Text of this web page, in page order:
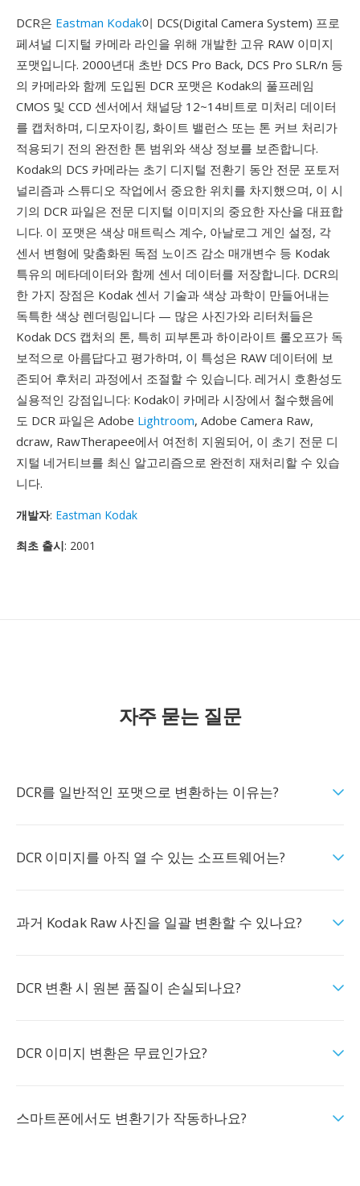
DCR은 Eastman Kodak이 DCS(Digital Camera System) 프로
페셔널 디지털 카메라 라인을 위해 개발한 고유 RAW 이미지
포맷입니다. 2000년대 초반 DCS Pro Back, DCS Pro SLR/n 등
의 카메라와 함께 도입된 DCR 포맷은 Kodak의 풀프레임
CMOS 및 CCD 센서에서 채널당 12~14비트로 미처리 데이터
를 캡처하며, 디모자이킹, 화이트 밸런스 또는 톤 커브 처리가
적용되기 전의 완전한 톤 범위와 색상 정보를 보존합니다.
Kodak의 DCS 카메라는 초기 디지털 전환기 동안 전문 포토저
널리즘과 스튜디오 작업에서 중요한 위치를 차지했으며, 이 시
기의 DCR 파일은 전문 디지털 이미지의 중요한 자산을 대표합
니다. 이 포맷은 색상 매트릭스 계수, 아날로그 게인 설정, 각
센서 변형에 맞춤화된 독점 노이즈 감소 매개변수 등 Kodak
특유의 메타데이터와 함께 센서 데이터를 저장합니다. DCR의
한 가지 장점은 Kodak 센서 기술과 색상 과학이 만들어내는
독특한 색상 렌더링입니다 — 많은 사진가와 리터처들은
Kodak DCS 캡처의 톤, 특히 피부톤과 하이라이트 롤오프가 독
보적으로 아름답다고 평가하며, 이 특성은 RAW 데이터에 보
존되어 후처리 과정에서 조절할 수 있습니다. 레거시 호환성도
실용적인 강점입니다: Kodak이 카메라 시장에서 철수했음에
도 DCR 파일은 Adobe Lightroom, Adobe Camera Raw,
dcraw, RawTherapee에서 여전히 지원되어, 이 초기 전문 디
지털 네거티브를 최신 알고리즘으로 완전히 재처리할 수 있습
니다.
개발자: Eastman Kodak
최초 출시: 2001
자주 묻는 질문
DCR를 일반적인 포맷으로 변환하는 이유는?
DCR 이미지를 아직 열 수 있는 소프트웨어는?
과거 Kodak Raw 사진을 일괄 변환할 수 있나요?
DCR 변환 시 원본 품질이 손실되나요?
DCR 이미지 변환은 무료인가요?
스마트폰에서도 변환기가 작동하나요?